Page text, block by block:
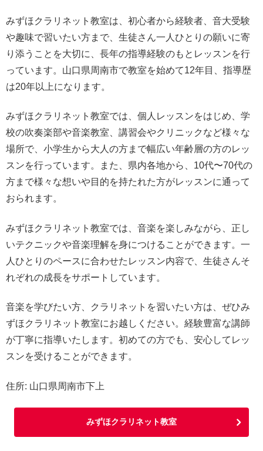
みずほクラリネット教室は、初心者から経験者、音大受験
や趣味で習いたい方まで、生徒さん一人ひとりの願いに寄
り添うことを大切に、長年の指導経験のもとレッスンを行
っています。山口県周南市で教室を始めて12年目、指導歴
は20年以上になります。
みずほクラリネット教室では、個人レッスンをはじめ、学
校の吹奏楽部や音楽教室、講習会やクリニックなど様々な
場所で、小学生から大人の方まで幅広い年齢層の方のレッ
スンを行っています。また、県内各地から、10代〜70代の
方まで様々な想いや目的を持たれた方がレッスンに通って
おられます。
みずほクラリネット教室では、音楽を楽しみながら、正し
いテクニックや音楽理解を身につけることができます。一
人ひとりのペースに合わせたレッスン内容で、生徒さんそ
れぞれの成長をサポートしています。
音楽を学びたい方、クラリネットを習いたい方は、ぜひみ
ずほクラリネット教室にお越しください。経験豊富な講師
が丁寧に指導いたします。初めての方でも、安心してレッ
スンを受けることができます。
住所: 山口県周南市下上
みずほクラリネット教室